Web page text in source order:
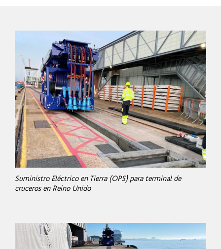
Suministro Eléctrico en Tierra (OPS) para terminal de
cruceros en Reino Unido